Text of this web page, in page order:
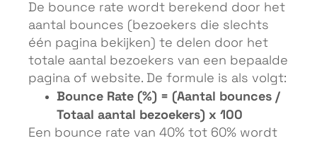
De bounce rate wordt berekend door het
aantal bounces (bezoekers die slechts
één pagina bekijken) te delen door het
totale aantal bezoekers van een bepaalde
pagina of website. De formule is als volgt:
Bounce Rate (%) = (Aantal bounces /
Totaal aantal bezoekers) x 100
Een bounce rate van 40% tot 60% wordt